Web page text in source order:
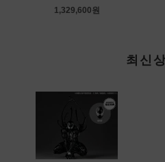
1,329,600원
최신